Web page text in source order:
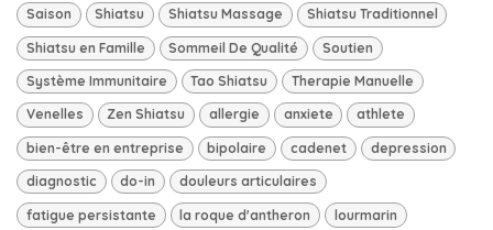
Saison Shiatsu Shiatsu Massage Shiatsu Traditionnel
Shiatsu en Famille Sommeil De Qualité Soutien
Système Immunitaire Tao Shiatsu Therapie Manuelle
Venelles Zen Shiatsu allergie anxiete athlete
bien-être en entreprise bipolaire cadenet depression
diagnostic do-in douleurs articulaires
fatigue persistante la roque d'antheron lourmarin